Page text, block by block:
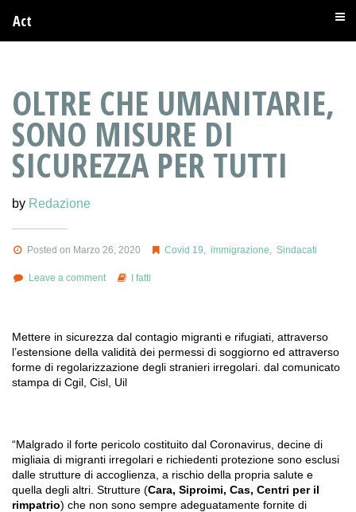
Act
OLTRE CHE UMANITARIE,
SONO MISURE DI
SICUREZZA PER TUTTI
by Redazione
Posted on Marzo 26, 2020 Covid 19 ,immigrazione ,Sindacati
Leave a comment I fatti
Mettere in sicurezza dal contagio migranti e rifugiati, attraverso
l’estensione della validità dei permessi di soggiorno ed attraverso
forme di regolarizzazione degli stranieri irregolari. dal comunicato
stampa di Cgil, Cisl, Uil
“Malgrado il forte pericolo costituito dal Coronavirus, decine di
migliaia di migranti irregolari e richiedenti protezione sono esclusi
dalle strutture di accoglienza, a rischio della propria salute e
quella degli altri. Strutture (Cara, Siproimi, Cas, Centri per il
rimpatrio) che non sono sempre adeguatamente fornite di